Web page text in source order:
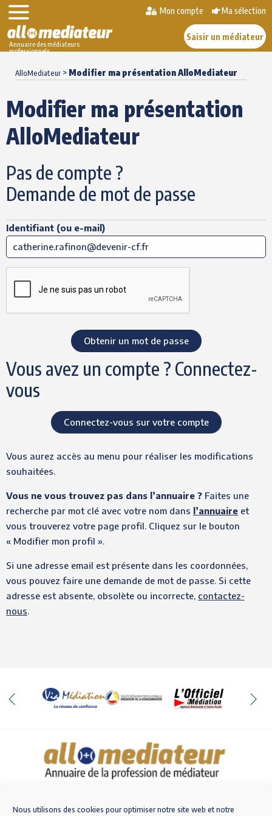
Nous utilisons des cookies pour optimiser notre site web et notre
Annuaire des médiateurs
professionnels
Mon compte Ma sélection
Saisir un médiateur
AlloMediateur > Modifier ma présentation AlloMediateur
Modifier ma présentation
AlloMediateur
Pas de compte ?
Demande de mot de passe
Identifiant (ou e-mail)
Vous avez un compte ? Connectez-
vous
Connectez-vous sur votre compte
Vous aurez accès au menu pour réaliser les modifications
souhaitées.
Vous ne vous trouvez pas dans l’annuaire ? Faites une
recherche par mot clé avec votre nom dans l’annuaire et
vous trouverez votre page profil. Cliquez sur le bouton
« Modifier mon profil ».
Si une adresse email est présente dans les coordonnées,
vous pouvez faire une demande de mot de passe. Si cette
adresse est absente, obsolète ou incorrecte, contactez-
nous